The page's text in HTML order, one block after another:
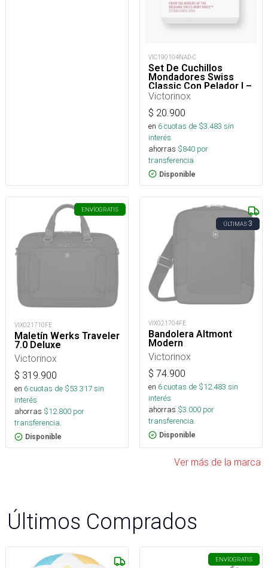
VIC190104NAD-C
Set De Cuchillos
Mondadores Swiss
Classic Con Pelador I –
3 piezas
Victorinox
$ 20.900
en 6cuotas de $3.483 sin
interés
ahorras $840 por
transferencia.
Disponible
ENVÍOGRATIS
VIX021710FE
Maletín Werks Traveler
7.0 Deluxe
Victorinox
$ 319.900
en 6cuotas de $53.317sin
interés
ahorras $12.800 por
transferencia.
Disponible
ÚLTIMAS3
VIX021704FE
Bandolera Altmont
Modern
Victorinox
$ 74.900
en 6cuotas de $12.483 sin
interés
ahorras $3.000 por
transferencia.
Disponible
Ver más de la marca
Últimos Comprados
ENVÍOGRATIS